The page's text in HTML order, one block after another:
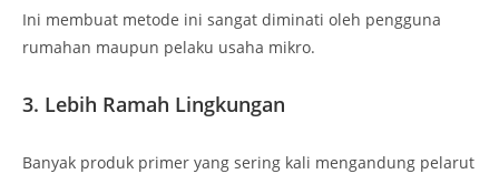
Ini membuat metode ini sangat diminati oleh pengguna
rumahan maupun pelaku usaha mikro.
3. Lebih Ramah Lingkungan
Banyak produk primer yang sering kali mengandung pelarut